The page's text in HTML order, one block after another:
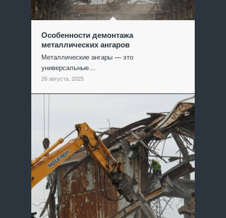
Особенности демонтажа
металлических ангаров
Металлические ангары — это
универсальные…
26 августа, 2025